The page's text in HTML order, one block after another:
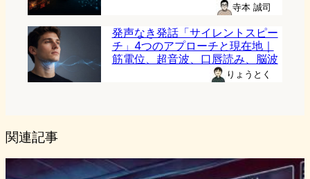
寺本 誠司
発声なき発話「サイレントスピー
チ」4つのアプローチと現在地｜
筋電位、超音波、口唇読み、脳波
りょうとく
関連記事